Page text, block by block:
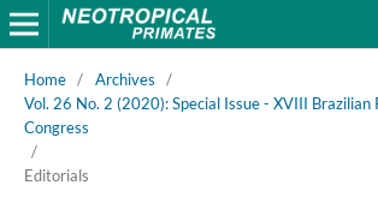
Home / Archives
/
Vol. 26 No. 2 (2020): Special Issue - XVIII Brazilian
Congress
/
Editorials